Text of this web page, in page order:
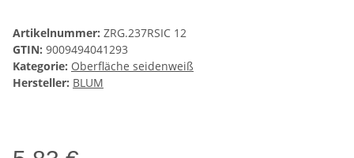
Artikelnummer: ZRG.237RSIC 12
GTIN: 9009494041293
Kategorie: Oberfläche seidenweiß
Hersteller: BLUM